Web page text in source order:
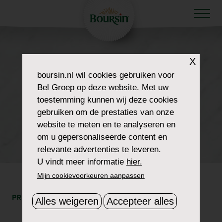
HOW TO WOW
HOWTOWOW-
INDEPENDENCEDAY-
1-HEADER-
THUMBNAIL2
PRINT DEEL
X
boursin.nl wil cookies gebruiken voor
Bel Groep op deze website. Met uw
toestemming kunnen wij deze cookies
gebruiken om de prestaties van onze
website te meten en te analyseren en
om u gepersonaliseerde content en
relevante advertenties te leveren.
U vindt meer informatie hier.
Mijn cookievoorkeuren aanpassen
Alles weigeren Accepteer alles